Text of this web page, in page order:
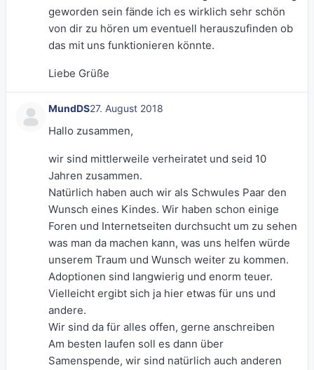
geworden sein fände ich es wirklich sehr schön
von dir zu hören um eventuell herauszufinden ob
das mit uns funktionieren könnte.
Liebe Grüße
MundDS27. August 2018
Hallo zusammen,
wir sind mittlerweile verheiratet und seid 10
Jahren zusammen.
Natürlich haben auch wir als Schwules Paar den
Wunsch eines Kindes. Wir haben schon einige
Foren und Internetseiten durchsucht um zu sehen
was man da machen kann, was uns helfen würde
unserem Traum und Wunsch weiter zu kommen.
Adoptionen sind langwierig und enorm teuer.
Vielleicht ergibt sich ja hier etwas für uns und
andere.
Wir sind da für alles offen, gerne anschreiben
Am besten laufen soll es dann über
Samenspende, wir sind natürlich auch anderen